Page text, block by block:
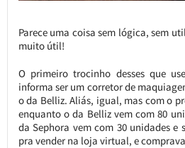
Parece uma coisa sem lógica, sem
muito útil!
O primeiro trocinho desses que
informa ser um corretor de
o da Belliz. Aliás, igual, mas com o
enquanto o da Belliz vem com 80
da Sephora vem com 30 unidades e
pra vender na loja virtual, e